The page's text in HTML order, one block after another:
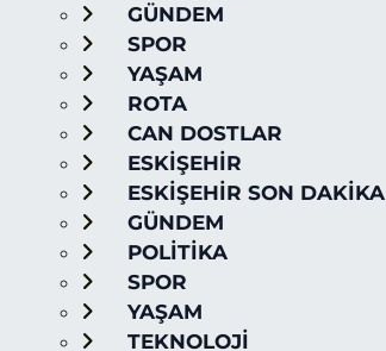
GÜNDEM
SPOR
YAŞAM
ROTA
CAN DOSTLAR
ESKİŞEHİR
ESKİŞEHİR SON DAKİKA
GÜNDEM
POLİTİKA
SPOR
YAŞAM
TEKNOLOJİ